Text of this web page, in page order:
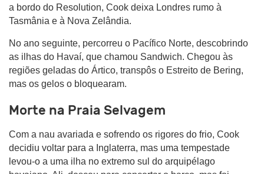
a bordo do Resolution, Cook deixa Londres rumo à
Tasmânia e à Nova Zelândia.
No ano seguinte, percorreu o Pacífico Norte, descobrindo
as ilhas do Havaí, que chamou Sandwich. Chegou às
regiões geladas do Ártico, transpôs o Estreito de Bering,
mas os gelos o bloquearam.
Morte na Praia Selvagem
Com a nau avariada e sofrendo os rigores do frio, Cook
decidiu voltar para a Inglaterra, mas uma tempestade
levou-o a uma ilha no extremo sul do arquipélago